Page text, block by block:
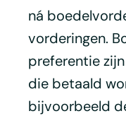
ná
vorderingen.
preferentie
die betaald
bijvoorbeeld